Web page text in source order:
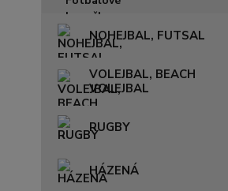
NOHEJBAL, FUTSAL
VOLEJBAL, BEACH
VOLEJBAL
RUGBY
HÁZENÁ